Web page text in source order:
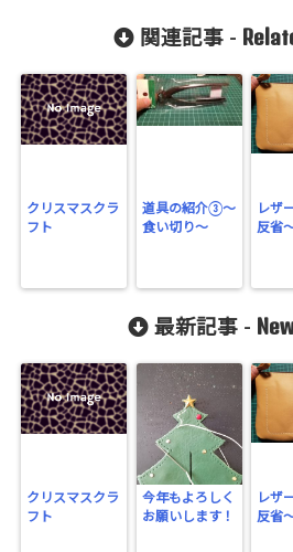
関連記事 -
クリスマスクラ
フト
道具の紹介③～
食い切り～
レザ
反省
最新記事 -
クリスマスクラ
フト
今年もよろしく
お願いします！
レザ
反省